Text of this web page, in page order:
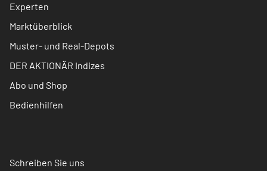
Experten
Marktüberblick
Muster- und Real-Depots
DER AKTIONÄR Indizes
Abo und Shop
Bedienhilfen
Schreiben Sie uns